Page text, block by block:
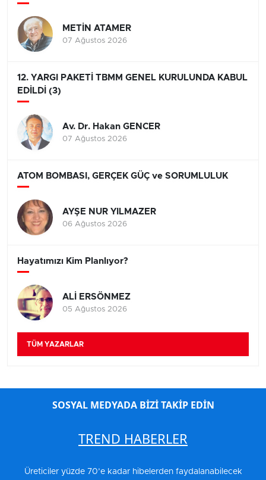
METİN ATAMER
07 Ağustos 2026
12. YARGI PAKETİ TBMM GENEL KURULUNDA KABUL
EDİLDİ (3)
Av. Dr. Hakan GENCER
07 Ağustos 2026
ATOM BOMBASI, GERÇEK GÜÇ ve SORUMLULUK
AYŞE NUR YILMAZER
06 Ağustos 2026
Hayatımızı Kim Planlıyor?
ALİ ERSÖNMEZ
05 Ağustos 2026
TÜM YAZARLAR
SOSYAL MEDYADA BİZİ TAKİP EDİN
TREND HABERLER
Üreticiler yüzde 70’e kadar hibelerden faydalanabilecek